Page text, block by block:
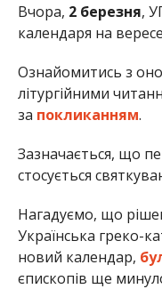
Вчора, 2 березня,
календаря на
Ознайомитись з
літургійними
за покликанням.
Зазначається, що
стосується
Нагадуємо, що
Українська греко-
новий календар,
єпископів ще